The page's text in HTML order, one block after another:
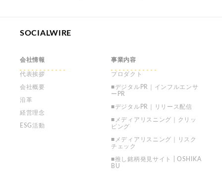
SOCIALWIRE
会社情報
代表挨拶
会社概要
沿革
経営理念
ESG活動
事業内容
プロダクト
■デジタルPR｜インフルエンサ
ーPR
■デジタルPR｜リリース配信
■メディアリスニング｜クリッ
ピング
■メディアリスニング｜リスク
チェック
■推し銘柄発見サイト | OSHIKA
BU